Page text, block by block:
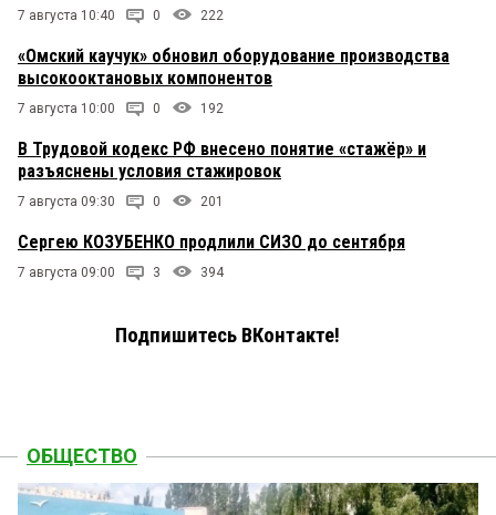
7 августа 10:40 0 222
«Омский каучук» обновил оборудование производства
высокооктановых компонентов
7 августа 10:00 0 192
В Трудовой кодекс РФ внесено понятие «стажёр» и
разъяснены условия стажировок
7 августа 09:30 0 201
Сергею КОЗУБЕНКО продлили СИЗО до сентября
7 августа 09:00 3 394
Подпишитесь ВКонтакте!
ОБЩЕСТВО